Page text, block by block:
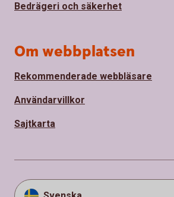
Bedrägeri och säkerhet
Om webbplatsen
Rekommenderade webbläsare
Användarvillkor
Sajtkarta